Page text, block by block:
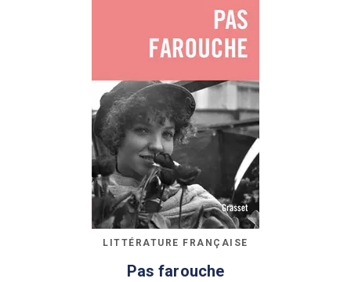
LITTÉRATURE FRANÇAISE
Pas farouche